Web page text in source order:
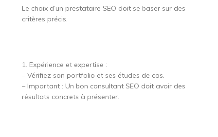
Le choix d’un prestataire SEO doit se baser sur des
critères précis.
1. Expérience et expertise :
– Vérifiez son portfolio et ses études de cas.
– Important : Un bon consultant SEO doit avoir des
résultats concrets à présenter.